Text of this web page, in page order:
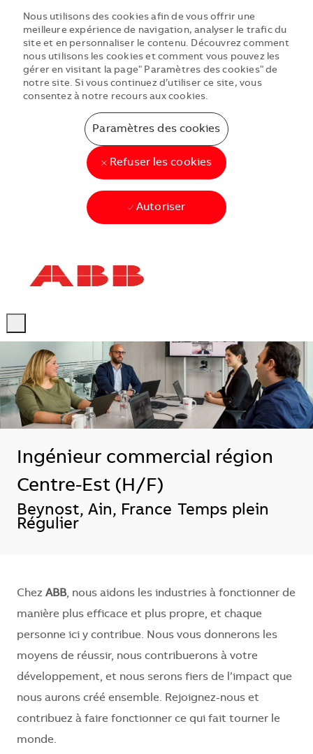
Nous utilisons des cookies afin de vous offrir une
meilleure expérience de navigation, analyser le trafic du
site et en personnaliser le contenu. Découvrez comment
nous utilisons les cookies et comment vous pouvez les
gérer en visitant la page" Paramètres des cookies" de
notre site. Si vous continuez d’utiliser ce site, vous
consentez à notre recours aux cookies.
Paramètres des cookies
Refuser les cookies
Autoriser
Ingénieur commercial région
Centre-Est (H/F)
Localisation
Beynost, Ain, France Temps plein
Régulier
Chez ABB, nous aidons les industries à fonctionner de
manière plus efficace et plus propre, et chaque
personne ici y contribue. Nous vous donnerons les
moyens de réussir, nous contribuerons à votre
développement, et nous serons fiers de l’impact que
nous aurons créé ensemble. Rejoignez-nous et
contribuez à faire fonctionner ce qui fait tourner le
monde.